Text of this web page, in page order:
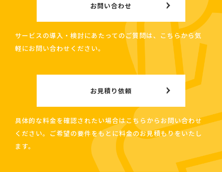
お問い合わせ
サービスの導入・検討にあたってのご質問は、こちらから気
軽にお問い合わせください。
お見積り依頼
具体的な料金を確認されたい場合はこちらからお問い合わせ
ください。ご希望の要件をもとに料金のお見積もりをいたし
ます。